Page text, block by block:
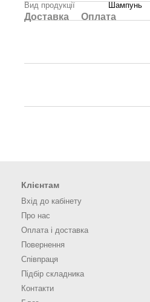
Вид продукції
Шампунь
Доставка Оплата
Клієнтам
Вхід до кабінету
Про нас
Оплата і доставка
Повернення
Співпраця
Підбір складника
Контакти